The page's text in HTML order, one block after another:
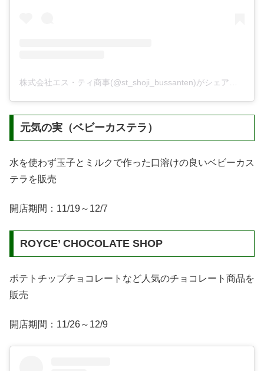
元気の実（ベビーカステラ）
水を使わず玉子とミルクで作った口溶けの良いベビーカス
テラを販売
開店期間：11/19～12/7
ROYCE’ CHOCOLATE SHOP
ポテトチップチョコレートなど人気のチョコレート商品を
販売
開店期間：11/26～12/9